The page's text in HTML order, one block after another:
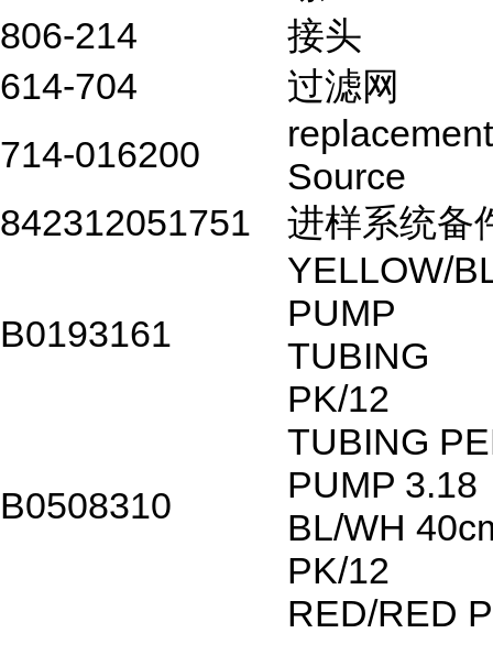
806-214
接头
614-704
过滤网
714-016200
Source
842312051751
进样系统备
B0193161
YELLOW/
PUMP
TUBING
PK/12
B0508310
TUBING
PUMP
BL/WH
PK/12
RED/RED